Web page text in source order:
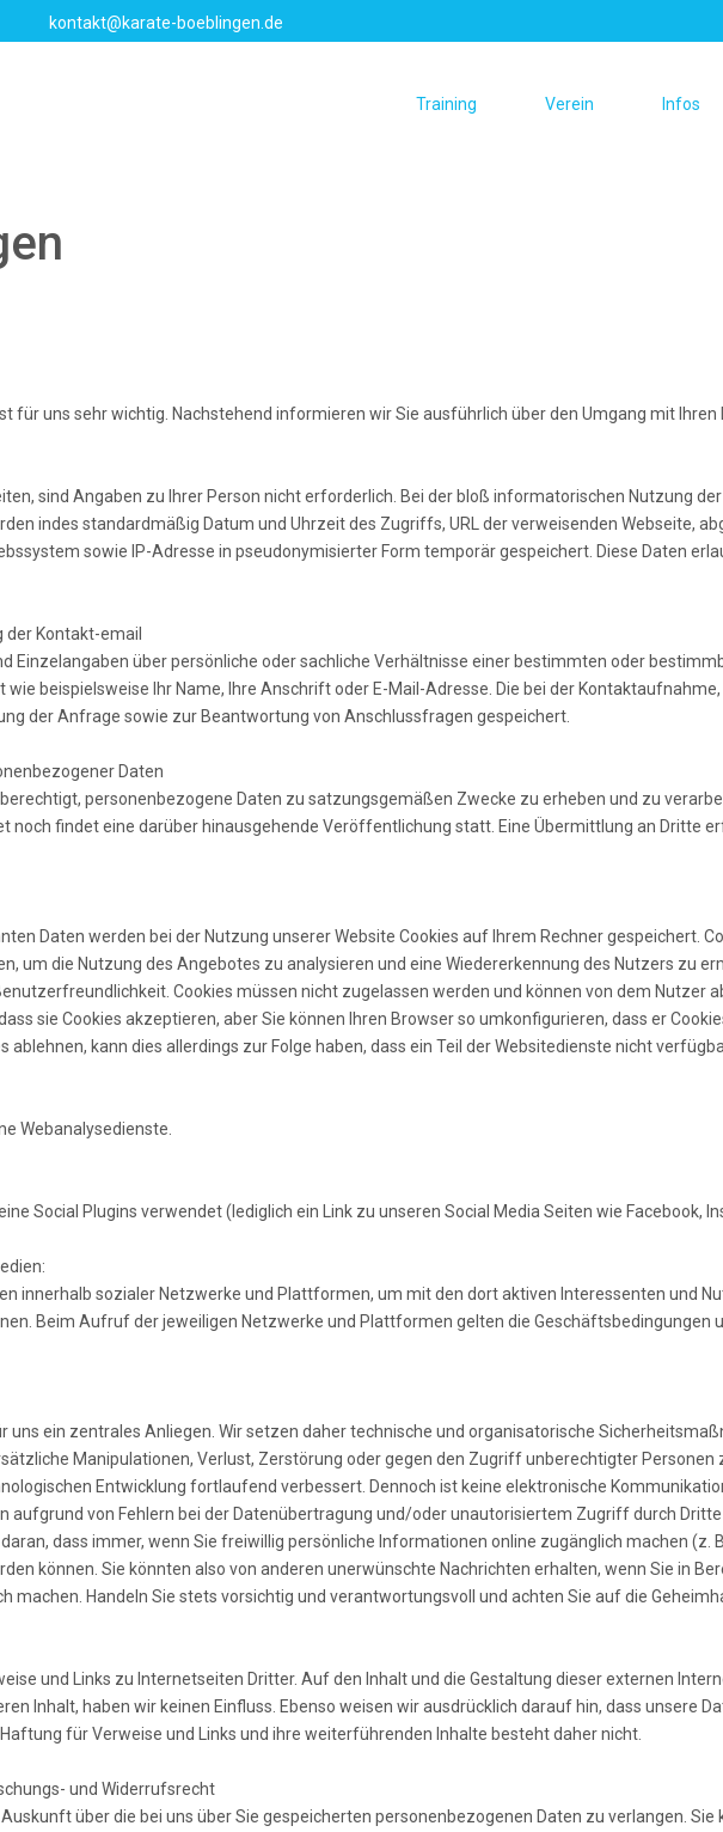
kontakt@karate-boeblingen.de
Training Verein Infos
für uns sehr wichtig. Nachstehend informieren wir Sie ausführlich über den Umgang mit Ihren
sind Angaben zu Ihrer Person nicht erforderlich. Bei der bloß informatorischen Nutzung
indes standardmäßig Datum und Uhrzeit des Zugriffs, URL der verweisenden Webseite,
sowie IP-Adresse in pseudonymisierter Form temporär gespeichert. Diese Daten
der Kontakt-email
Einzelangaben über persönliche oder sachliche Verhältnisse einer bestimmten oder
beispielsweise Ihr Name, Ihre Anschrift oder E-Mail-Adresse. Die bei der
der Anfrage sowie zur Beantwortung von Anschlussfragen gespeichert.
Daten
personenbezogene Daten zu satzungsgemäßen Zwecke zu erheben und zu
noch findet eine darüber hinausgehende Veröffentlichung statt. Eine Übermittlung an Dritte
Daten werden bei der Nutzung unserer Website Cookies auf Ihrem Rechner gespeichert.
um die Nutzung des Angebotes zu analysieren und eine Wiedererkennung des Nutzers zu
Cookies müssen nicht zugelassen werden und können von dem Nutzer
sie Cookies akzeptieren, aber Sie können Ihren Browser so umkonfigurieren, dass er
ablehnen, kann dies allerdings zur Folge haben, dass ein Teil der Websitedienste nicht
Webanalysedienste.
Social Plugins verwendet (lediglich ein Link zu unseren Social Media Seiten wie Facebook,
innerhalb sozialer Netzwerke und Plattformen, um mit den dort aktiven Interessenten und
Beim Aufruf der jeweiligen Netzwerke und Plattformen gelten die Geschäftsbedingungen
uns ein zentrales Anliegen. Wir setzen daher technische und organisatorische
Manipulationen, Verlust, Zerstörung oder gegen den Zugriff unberechtigter
Entwicklung fortlaufend verbessert. Dennoch ist keine elektronische
aufgrund von Fehlern bei der Datenübertragung und/oder unautorisiertem Zugriff durch
dass immer, wenn Sie freiwillig persönliche Informationen online zugänglich machen (z.
können. Sie könnten also von anderen unerwünschte Nachrichten erhalten, wenn Sie in
machen. Handeln Sie stets vorsichtig und verantwortungsvoll und achten Sie auf die
und Links zu Internetseiten Dritter. Auf den Inhalt und die Gestaltung dieser externen
Inhalt, haben wir keinen Einfluss. Ebenso weisen wir ausdrücklich darauf hin, dass unsere
für Verweise und Links und ihre weiterführenden Inhalte besteht daher nicht.
und Widerrufsrecht
über die bei uns über Sie gespeicherten personenbezogenen Daten zu verlangen.